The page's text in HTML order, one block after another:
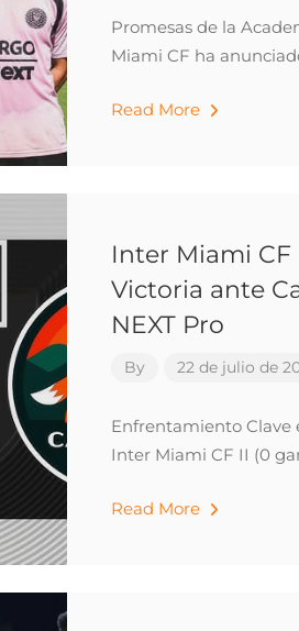
Promesas de la
Miami CF ha
Read More
Inter Miami CF
Victoria ante
NEXT Pro
By 22 de julio de
Enfrentamiento Clave
Inter Miami CF II (0
Read More